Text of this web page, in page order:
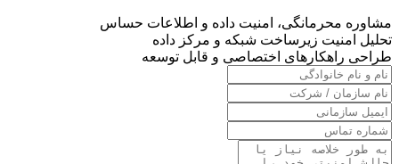
مشاوره محرمانگی، امنیت داده و اطلاعات حساس
تحلیل امنیت زیرساخت شبکه و مرکز داده
طراحی راهکارهای اختصاصی و قابل توسعه